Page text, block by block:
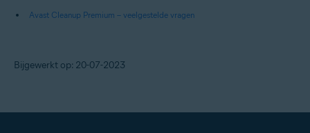
Avast Cleanup Premium – veelgestelde vragen
Bijgewerkt op: 20-07-2023